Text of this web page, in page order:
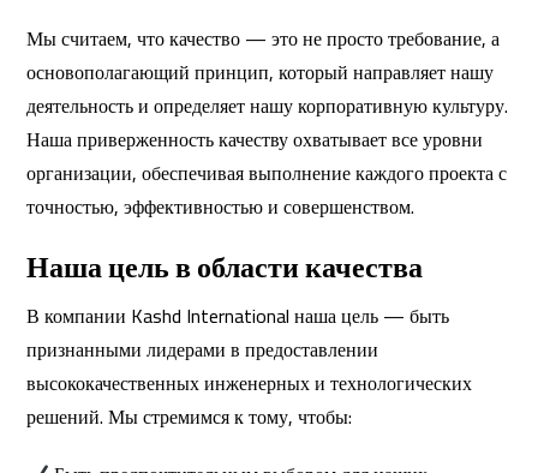
Мы считаем, что качество — это не просто требование, а
основополагающий принцип, который направляет нашу
деятельность и определяет нашу корпоративную культуру.
Наша приверженность качеству охватывает все уровни
организации, обеспечивая выполнение каждого проекта с
точностью, эффективностью и совершенством.
Наша цель в области качества
В компании Kashd International наша цель — быть
признанными лидерами в предоставлении
высококачественных инженерных и технологических
решений. Мы стремимся к тому, чтобы: